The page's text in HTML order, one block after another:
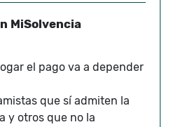
MiSolvencia
el pago va a depender
que sí admiten la
y otros que no la